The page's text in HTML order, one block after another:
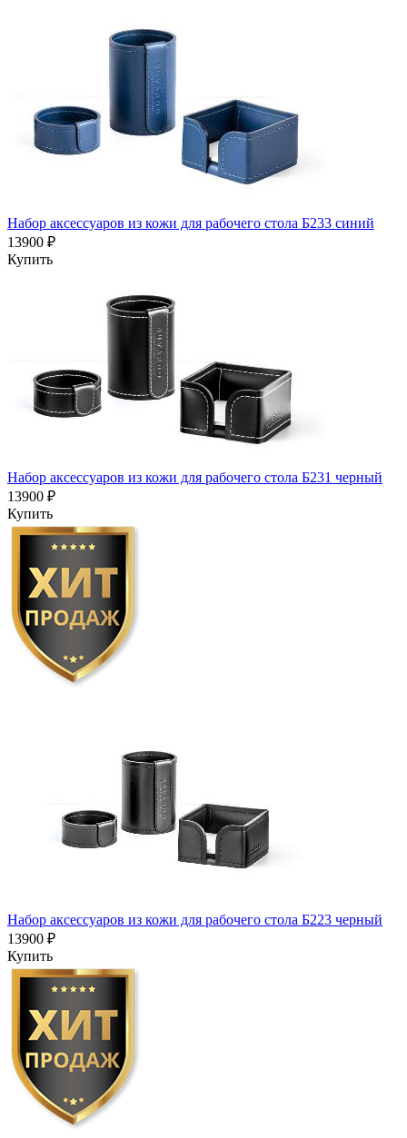
Набор аксессуаров из кожи для рабочего стола Б233 синий
13900 ₽
Купить
Набор аксессуаров из кожи для рабочего стола Б231 черный
13900 ₽
Купить
Набор аксессуаров из кожи для рабочего стола Б223 черный
13900 ₽
Купить